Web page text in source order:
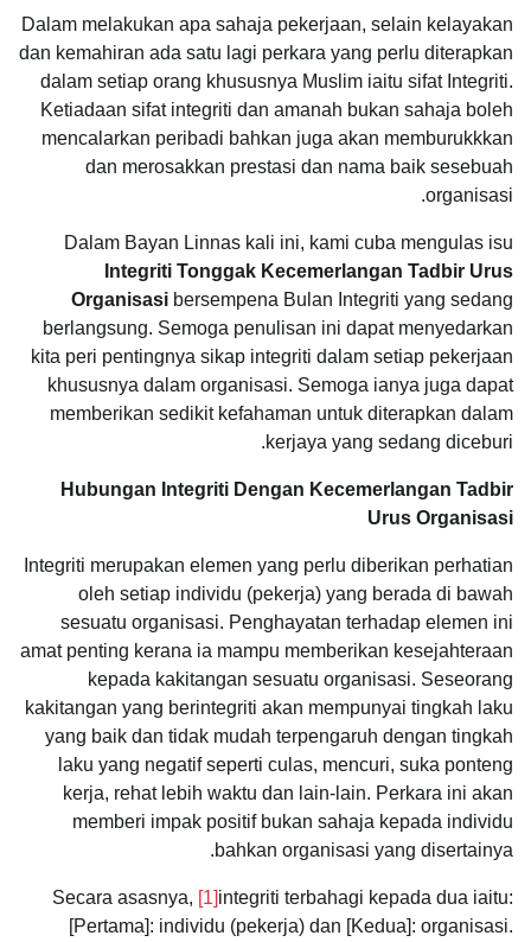
Dalam melakukan apa sahaja pekerjaan, selain kelayakan
dan kemahiran ada satu lagi perkara yang perlu diterapkan
dalam setiap orang khususnya Muslim iaitu sifat Integriti.
Ketiadaan sifat integriti dan amanah bukan sahaja boleh
mencalarkan peribadi bahkan juga akan memburukkkan
dan merosakkan prestasi dan nama baik sesebuah
organisasi.
Dalam Bayan Linnas kali ini, kami cuba mengulas isu
Integriti Tonggak Kecemerlangan Tadbir Urus
Organisasi bersempena Bulan Integriti yang sedang
berlangsung. Semoga penulisan ini dapat menyedarkan
kita peri pentingnya sikap integriti dalam setiap pekerjaan
khususnya dalam organisasi. Semoga ianya juga dapat
memberikan sedikit kefahaman untuk diterapkan dalam
kerjaya yang sedang diceburi.
Hubungan Integriti Dengan Kecemerlangan Tadbir
Urus Organisasi
Integriti merupakan elemen yang perlu diberikan perhatian
oleh setiap individu (pekerja) yang berada di bawah
sesuatu organisasi. Penghayatan terhadap elemen ini
amat penting kerana ia mampu memberikan kesejahteraan
kepada kakitangan sesuatu organisasi. Seseorang
kakitangan yang berintegriti akan mempunyai tingkah laku
yang baik dan tidak mudah terpengaruh dengan tingkah
laku yang negatif seperti culas, mencuri, suka ponteng
kerja, rehat lebih waktu dan lain-lain. Perkara ini akan
memberi impak positif bukan sahaja kepada individu
bahkan organisasi yang disertainya.
Secara asasnya, [1]integriti terbahagi kepada dua iaitu:
[Pertama]: individu (pekerja) dan [Kedua]: organisasi.